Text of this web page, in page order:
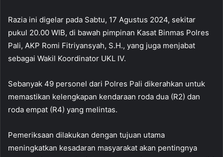
Razia ini digelar pada Sabtu, 17 Agustus 2024, sekitar
pukul 20.00 WIB, di bawah pimpinan Kasat Binmas Polres
Pali, AKP Romi Fitriyansyah, S.H., yang juga menjabat
sebagai Wakil Koordinator UKL IV.
Sebanyak 49 personel dari Polres Pali dikerahkan untuk
memastikan kelengkapan kendaraan roda dua (R2) dan
roda empat (R4) yang melintas.
Pemeriksaan dilakukan dengan tujuan utama
meningkatkan kesadaran masyarakat akan pentingnya